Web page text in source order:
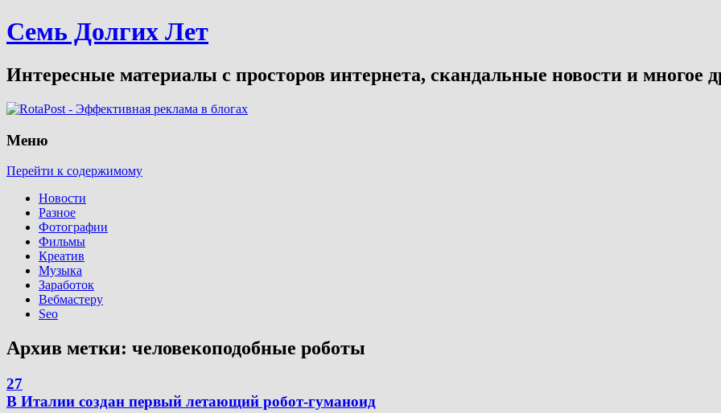
Семь Долгих Лет
Интересные материалы с просторов интернета, скандальные новости и многое
Меню
Перейти к содержимому
Новости
Разное
Фотографии
Фильмы
Креатив
Музыка
Заработок
Вебмастеру
Seo
Архив метки: человекоподобные роботы
27
В Италии создан первый летающий робот-гуманоид